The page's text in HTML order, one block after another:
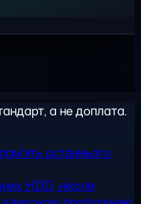
а не доплата.
останнього
HDD, ніколи